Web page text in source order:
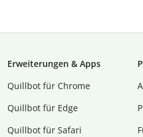
Erweiterungen & Apps
Quillbot für Chrome
Quillbot für Edge
Quillbot für Safari